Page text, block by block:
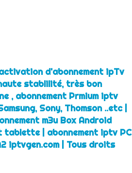
d'abonnement ipTv
stablilité, très bon
, abonnement Prmium iptv
Sony, Thomson ..etc |
m3u Box Android
tablette | abonnement iptv PC
iptvgen.com | Tous droits